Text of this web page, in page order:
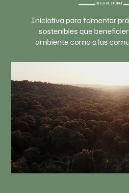
Iniciativa para fomentar
sostenibles que
ambiente como a las